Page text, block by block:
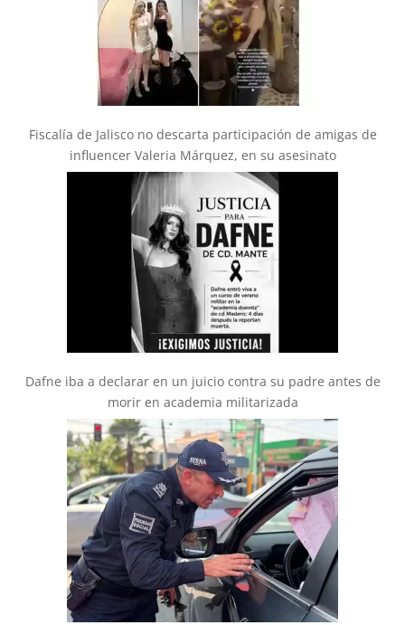
Fiscalía de Jalisco no descarta participación de amigas de
influencer Valeria Márquez, en su asesinato
Dafne iba a declarar en un juicio contra su padre antes de
morir en academia militarizada